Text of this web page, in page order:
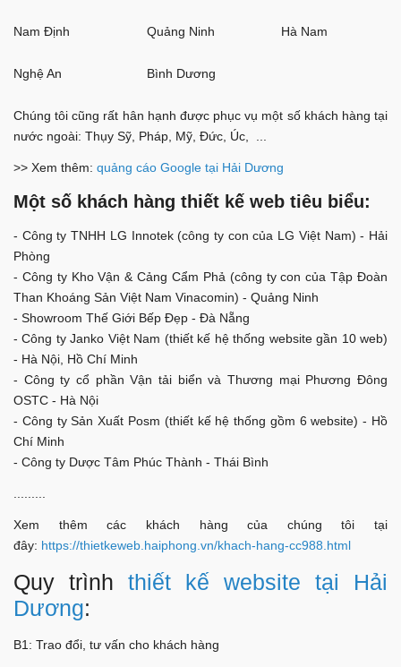
Nam Định Quảng Ninh Hà Nam
Nghệ An Bình Dương
Chúng tôi cũng rất hân hạnh được phục vụ một số khách hàng tại
nước ngoài: Thụy Sỹ, Pháp, Mỹ, Đức, Úc, ...
>> Xem thêm: quảng cáo Google tại Hải Dương
Một số khách hàng thiết kế web tiêu biểu:
- Công ty TNHH LG Innotek (công ty con của LG Việt Nam) - Hải
Phòng
- Công ty Kho Vận & Cảng Cẩm Phả (công ty con của Tập Đoàn
Than Khoáng Sản Việt Nam Vinacomin) - Quảng Ninh
- Showroom Thế Giới Bếp Đẹp - Đà Nẵng
- Công ty Janko Việt Nam (thiết kế hệ thống website gần 10 web)
- Hà Nội, Hồ Chí Minh
- Công ty cổ phần Vận tải biển và Thương mại Phương Đông
OSTC - Hà Nội
- Công ty Sản Xuất Posm (thiết kế hệ thống gồm 6 website) - Hồ
Chí Minh
- Công ty Dược Tâm Phúc Thành - Thái Bình
Xem thêm các khách hàng của chúng tôi tại
đây: https://thietkeweb.haiphong.vn/khach-hang-cc988.html
Quy trình thiết kế website tại Hải
Dương:
B1: Trao đổi, tư vấn cho khách hàng